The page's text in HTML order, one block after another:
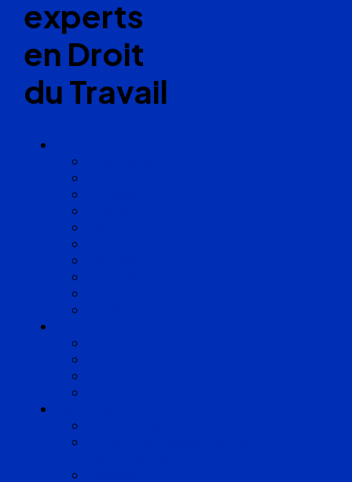
experts
en Droit
du Travail